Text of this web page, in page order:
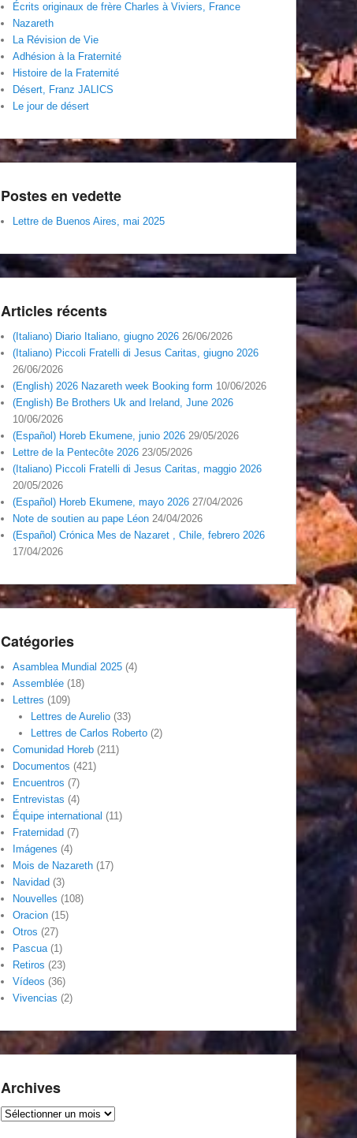
Écrits originaux de frère Charles à Viviers, France
Nazareth
La Révision de Vie
Adhésion à la Fraternité
Histoire de la Fraternité
Désert, Franz JALICS
Le jour de désert
Postes en vedette
Lettre de Buenos Aires, mai 2025
Articles récents
(Italiano) Diario Italiano, giugno 2026 26/06/2026
(Italiano) Piccoli Fratelli di Jesus Caritas, giugno 2026
26/06/2026
(English) 2026 Nazareth week Booking form 10/06/2026
(English) Be Brothers Uk and Ireland, June 2026
10/06/2026
(Español) Horeb Ekumene, junio 2026 29/05/2026
Lettre de la Pentecôte 2026 23/05/2026
(Italiano) Piccoli Fratelli di Jesus Caritas, maggio 2026
20/05/2026
(Español) Horeb Ekumene, mayo 2026 27/04/2026
Note de soutien au pape Léon 24/04/2026
(Español) Crónica Mes de Nazaret , Chile, febrero 2026
17/04/2026
Catégories
Asamblea Mundial 2025 (4)
Assemblée (18)
Lettres (109)
Lettres de Aurelio(33)
Lettres de Carlos Roberto(2)
Comunidad Horeb (211)
Documentos (421)
Encuentros (7)
Entrevistas (4)
Équipe international (11)
Fraternidad (7)
Imágenes (4)
Mois de Nazareth (17)
Navidad (3)
Nouvelles (108)
Oracion (15)
Otros (27)
Pascua(1)
Retiros (23)
Vídeos (36)
Vivencias (2)
Archives
Archives